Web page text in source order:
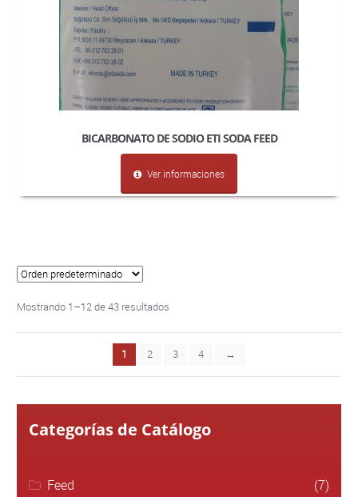
BICARBONATO DE SODIO ETI SODA FEED
Ver informaciones
Mostrando 1–12 de 43 resultados
1 2 3 4 →
Categorías de Catálogo
Feed
(7)